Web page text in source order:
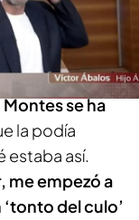
y amiga
se ha
la podía
estaba así.
me empezó a
del culo’